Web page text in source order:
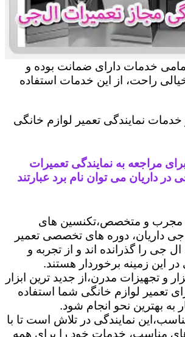
خدمات دارای ضمانت بوده و
راحت، از این خدمات استفاده
خدمات نمایندگی تعمیر لوازم خانگی
مراجعه به نمایندگی تعمیرات
در داریان می توان نام برد عبارتند
مجرب و متخصص،تکنسین های
جی داریان، دوره های تخصصی تعمیر
جی را گذرانده اند و از تجربه و
در این زمینه برخوردار هستند.
و تجهیزات مدرن،از جدید ترین ابزار
تعمیر لوازم خانگی شما استفاده
به بهترین نحو انجام شود.
نمایندگی در تلاش است تا با
مناسب، خدمات خود را برای همه